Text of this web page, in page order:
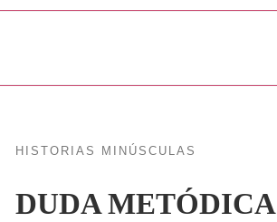
HISTORIAS MINÚSCULAS
DUDA METÓDICA